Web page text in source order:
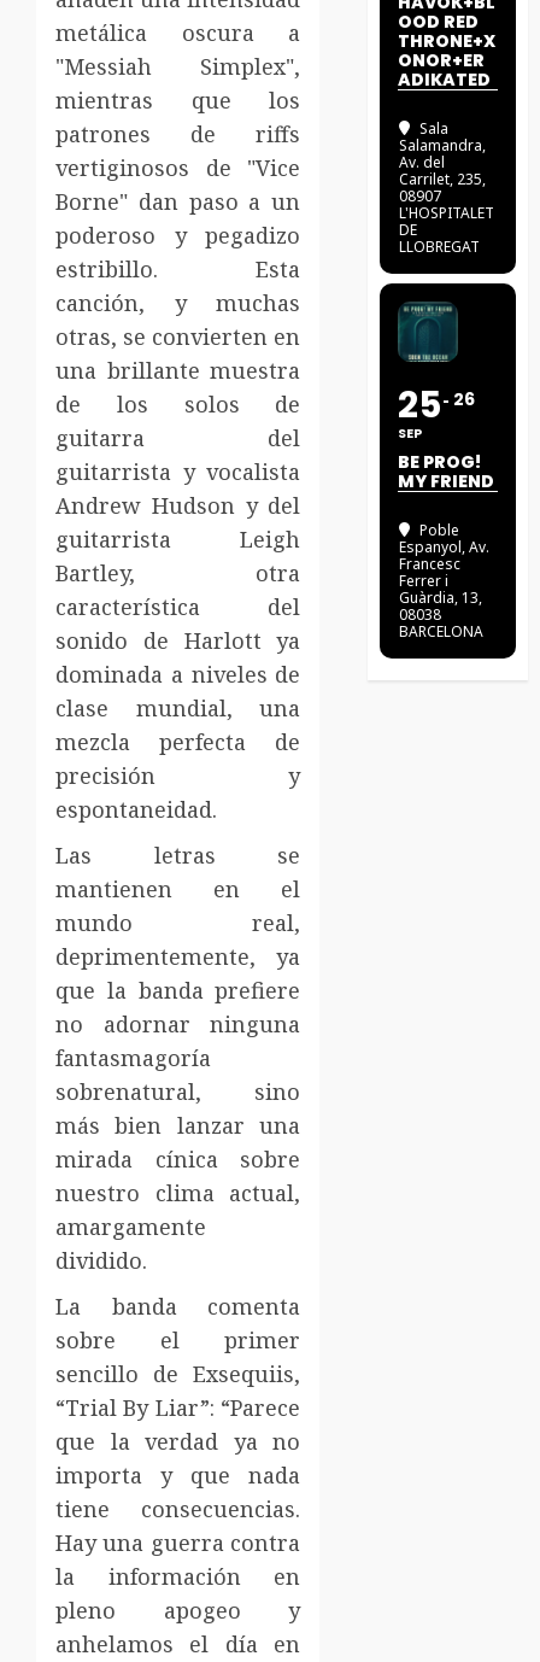
metálica oscura a
"Messiah Simplex",
mientras que los
patrones de riffs
vertiginosos de "Vice
Borne" dan paso a un
poderoso y pegadizo
estribillo. Esta
canción, y muchas
otras, se convierten en
una brillante muestra
de los solos de
guitarra del
guitarrista y vocalista
Andrew Hudson y del
guitarrista Leigh
Bartley, otra
característica del
sonido de Harlott ya
dominada a niveles de
clase mundial, una
mezcla perfecta de
precisión y
espontaneidad.
Las letras se
mantienen en el
mundo real,
deprimentemente, ya
que la banda prefiere
no adornar ninguna
fantasmagoría
sobrenatural, sino
más bien lanzar una
mirada cínica sobre
nuestro clima actual,
amargamente
dividido.
La banda comenta
sobre el primer
sencillo de Exsequiis,
“Trial By Liar”: “Parece
que la verdad ya no
importa y que nada
tiene consecuencias.
Hay una guerra contra
la información en
pleno apogeo y
anhelamos el día en
OOD RED
THRONE+X
ONOR+ER
ADIKATED
Sala
Salamandra,
Av. del
Carrilet, 235,
08907
L'HOSPITALET
DE
LLOBREGAT
25
SEP
26
BE PROG!
MY FRIEND
Poble
Espanyol, Av.
Francesc
Ferrer i
Guàrdia, 13,
08038
BARCELONA